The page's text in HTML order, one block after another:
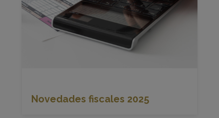
Novedades fiscales 2025